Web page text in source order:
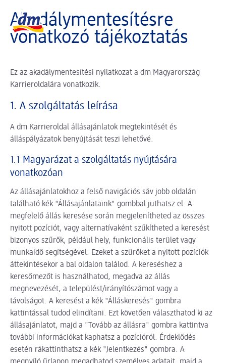
dm logó, vissza a kezdőoldalra
Akadálymentesítésre
vonatkozó tájékoztatás
Ez az akadálymentesítési nyilatkozat a dm Magyarország
Karrieroldalára vonatkozik.
1. A szolgáltatás leírása
A dm Karrieroldal állásajánlatok megtekintését és
álláspályázatok benyújtását teszi lehetővé.
1.1 Magyarázat a szolgáltatás nyújtására
vonatkozóan
Az állásajánlatokhoz a felső navigációs sáv jobb oldalán
található kék "Állásajánlataink" gombbal juthatsz el. A
megfelelő állás keresése során megjelenítheted az összes
nyitott pozíciót, vagy alternatívaként szűkítheted a keresést
bizonyos szűrők, például hely, funkcionális terület vagy
munkaidő segítségével. Ezeket a szűrőket a nyitott pozíciók
áttekintésekor a bal oldalon találod. A kereséshez a
keresőmezőt is használhatod, megadva az állás
megnevezését, a települést/irányítószámot vagy a
távolságot. A keresést a kék "Álláskeresés" gombra
kattintással tudod elindítani. Ezt követően választhatod ki az
állásajánlatot, majd a "Tovább az állásra" gombra kattintva
további információkat kaphatsz a pozícióról. Érdeklődés
esetén rákattinthatsz a kék "Jelentkezés" gombra. A